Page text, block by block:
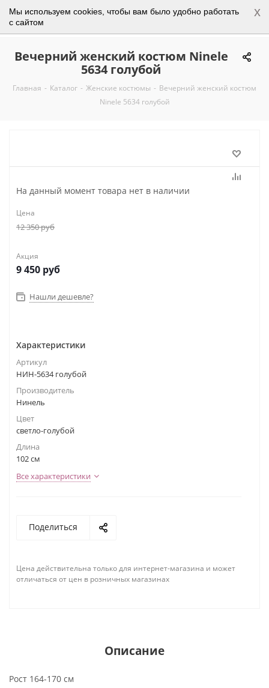
Мы используем cookies, чтобы вам было удобно работать
с сайтом
x
0
Вечерний женский костюм Ninele
5634 голубой
Главная - Каталог - Женские костюмы - Вечерний женский костюм
Ninele 5634 голубой
На данный момент товара нет в наличии
Цена
12 350руб
Акция
9 450 руб
Нашли дешевле?
Характеристики
Артикул
НИН-5634 голубой
Производитель
Нинель
Цвет
светло-голубой
Длина
102 см
Все характеристики
Поделиться
Цена действительна только для интернет-магазина и может
отличаться от цен в розничных магазинах
Описание
Рост 164-170 см